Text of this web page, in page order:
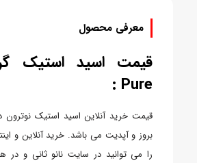
معرفی محصول
Pure :
قیمت خرید آنلاین اسید استیک نوترون
بروز و آپدیت می باشد. خرید آنلاین و
را می توانید در سایت نانو ثانی و در